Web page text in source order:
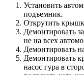
Установить
подъемник.
Открутить
Демонтировать
не на всех
Демонтировать
Демонтировать
насос гура в